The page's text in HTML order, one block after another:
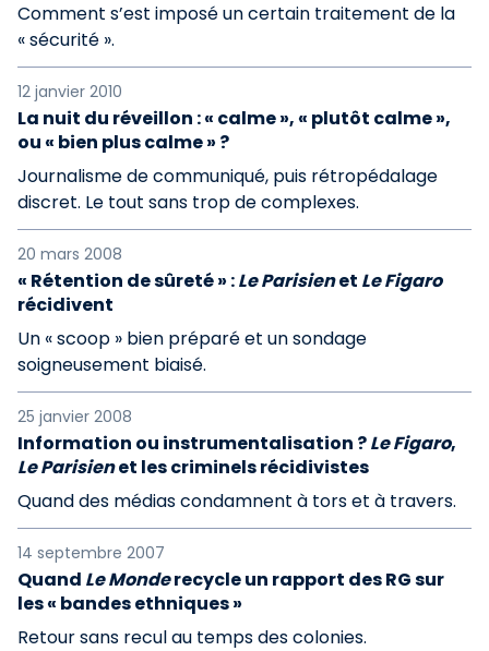
Comment s’est imposé un certain traitement de la
« sécurité ».
12 janvier 2010
La nuit du réveillon : « calme », « plutôt calme »,
ou « bien plus calme » ?
Journalisme de communiqué, puis rétropédalage
discret. Le tout sans trop de complexes.
20 mars 2008
« Rétention de sûreté » :Le Parisienet Le Figaro
récidivent
Un « scoop » bien préparé et un sondage
soigneusement biaisé.
25 janvier 2008
Information ou instrumentalisation ?Le Figaro,
Le Parisienet les criminels récidivistes
Quand des médias condamnent à tors et à travers.
14 septembre 2007
Quand Le Monderecycle un rapport des RG sur
les « bandes ethniques »
Retour sans recul au temps des colonies.